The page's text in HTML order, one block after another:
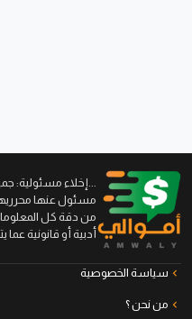
...إخلاء مسئولية:
مسئول عنها
من دقة كل
أدبية أو قانونية عما
سياسة الخصوصية
من نحن ؟